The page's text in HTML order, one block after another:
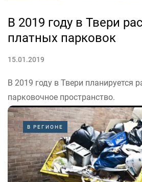
В 2019 году в Твери
платных парковок
15.01.2019
В 2019 году в Твери планируется
парковочное пространство.
Изменения вступят в силу не
парковка будет включать часть
города, а также Привокзальную
новые зоны работают в тестовом
обусловлен...
В РЕГИОНЕ